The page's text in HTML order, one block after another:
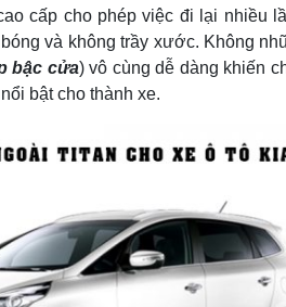
cấp cho phép việc đi lại nhiều
và không trầy xước. Không
bậc cửa) vô cùng dễ dàng khiến
bật cho thành xe.